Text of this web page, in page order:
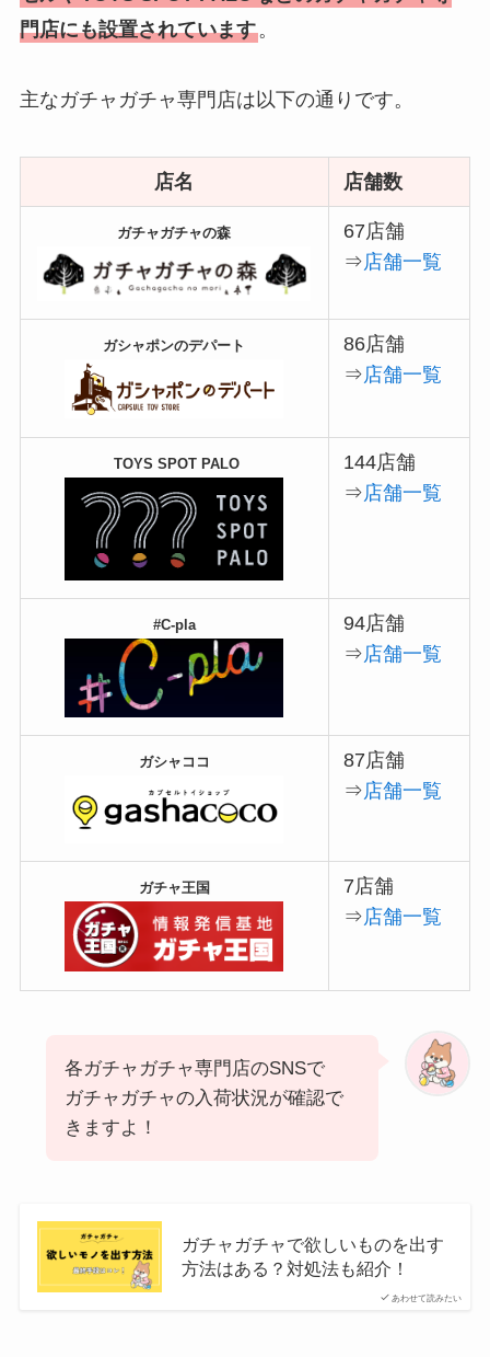
門店にも設置されています。
主なガチャガチャ専門店は以下の通りです。
店名 店舗数
ガチャガチャの森
67店舗
⇒店舗一覧
ガシャポンのデパート
86店舗
⇒店舗一覧
TOYS SPOT PALO
144店舗
⇒店舗一覧
#C-pla
94店舗
⇒店舗一覧
ガシャココ
87店舗
⇒店舗一覧
ガチャ王国
7店舗
⇒店舗一覧
各ガチャガチャ専門店のSNSで
ガチャガチャの入荷状況が確認で
きますよ！
あわせて読みたい
ガチャガチャで欲しいものを出す
方法はある？対処法も紹介！